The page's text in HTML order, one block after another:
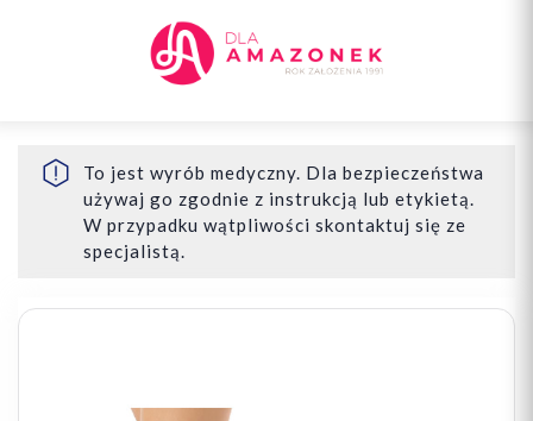
To jest wyrób medyczny. Dla bezpieczeństwa
używaj go zgodnie z instrukcją lub etykietą.
W przypadku wątpliwości skontaktuj się ze
specjalistą.